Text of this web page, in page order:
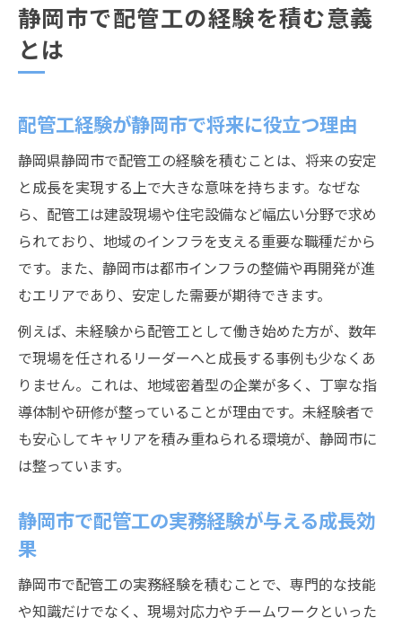
静岡市で配管工の経験を積む意義
とは
配管工経験が静岡市で将来に役立つ理由
静岡県静岡市で配管工の経験を積むことは、将来の安定
と成長を実現する上で大きな意味を持ちます。なぜな
ら、配管工は建設現場や住宅設備など幅広い分野で求め
られており、地域のインフラを支える重要な職種だから
です。また、静岡市は都市インフラの整備や再開発が進
むエリアであり、安定した需要が期待できます。
例えば、未経験から配管工として働き始めた方が、数年
で現場を任されるリーダーへと成長する事例も少なくあ
りません。これは、地域密着型の企業が多く、丁寧な指
導体制や研修が整っていることが理由です。未経験者で
も安心してキャリアを積み重ねられる環境が、静岡市に
は整っています。
静岡市で配管工の実務経験が与える成長効
果
静岡市で配管工の実務経験を積むことで、専門的な技能
や知識だけでなく、現場対応力やチームワークといった